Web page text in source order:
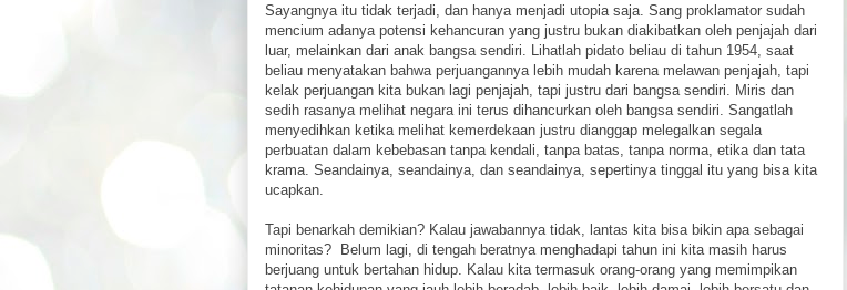
Sayangnya itu tidak terjadi, dan hanya menjadi utopia saja. Sang proklamator sudah
mencium adanya potensi kehancuran yang justru bukan diakibatkan oleh penjajah dari
luar, melainkan dari anak bangsa sendiri. Lihatlah pidato beliau di tahun 1954, saat
beliau menyatakan bahwa perjuangannya lebih mudah karena melawan penjajah, tapi
kelak perjuangan kita bukan lagi penjajah, tapi justru dari bangsa sendiri. Miris dan
sedih rasanya melihat negara ini terus dihancurkan oleh bangsa sendiri. Sangatlah
menyedihkan ketika melihat kemerdekaan justru dianggap melegalkan segala
perbuatan dalam kebebasan tanpa kendali, tanpa batas, tanpa norma, etika dan tata
krama. Seandainya, seandainya, dan seandainya, sepertinya tinggal itu yang bisa kita
ucapkan.
Tapi benarkah demikian? Kalau jawabannya tidak, lantas kita bisa bikin apa sebagai
minoritas? Belum lagi, di tengah beratnya menghadapi tahun ini kita masih harus
berjuang untuk bertahan hidup. Kalau kita termasuk orang-orang yang memimpikan